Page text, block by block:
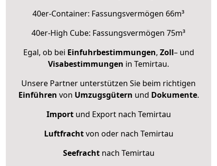
40er-Container: Fassungsvermögen 66m³
40er-High Cube: Fassungsvermögen 75m³
Egal, ob bei Einfuhrbestimmungen, Zoll– und
Visabestimmungen in Temirtau.
Unsere Partner unterstützen Sie beim richtigen
Einführen von Umzugsgütern und Dokumente.
Importund Export nach Temirtau
Luftfrachtvon oder nach Temirtau
Seefrachtnach Temirtau